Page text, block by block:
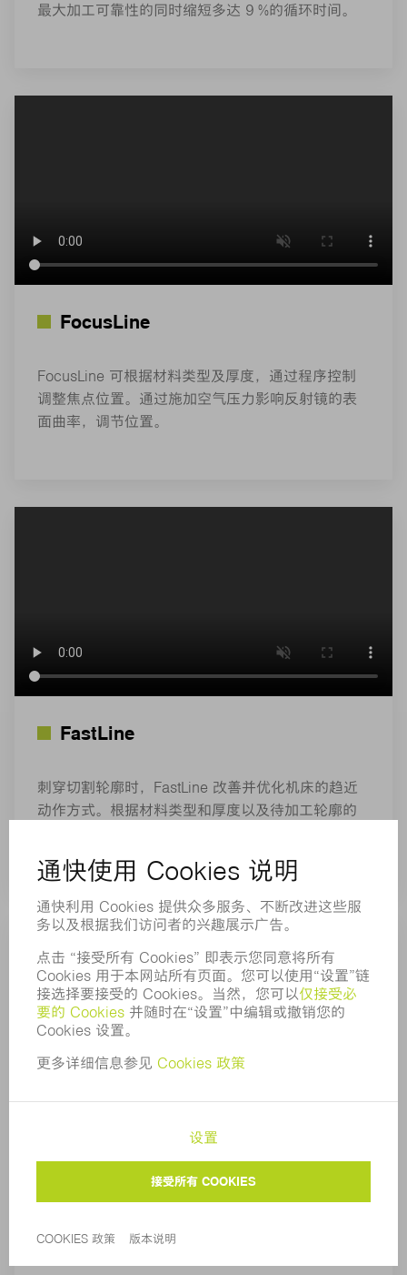
最大加工可靠性的同时缩短多达 9 %的循环时间。
FocusLine
FocusLine 可根据材料类型及厚度，通过程序控制
调整焦点位置。通过施加空气压力影响反射镜的表
面曲率，调节位置。
FastLine
刺穿切割轮廓时，FastLine 改善并优化机床的趋近
动作方式。根据材料类型和厚度以及待加工轮廓的
控制接口
成至机床控制系统。